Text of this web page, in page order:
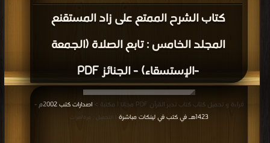
كتاب الشرح الممتع على زاد المستقنع
المجلد الخامس : تابع الصلاة (الجمعة
-الإستسقاء) - الجنائز PDF
قراءة و تحميل كتاب كتاب تدبر القرآن PDF مجانا | مكتبة >
اصدارات كتب 2002م -
1423هـ في كتب في لينكات مباشرة
| التحميل : مرة/مرات